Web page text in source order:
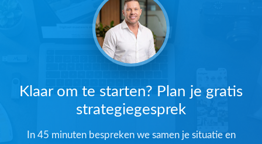
Klaar om te starten? Plan je gratis
strategiegesprek
In 45 minuten bespreken we samen je situatie en